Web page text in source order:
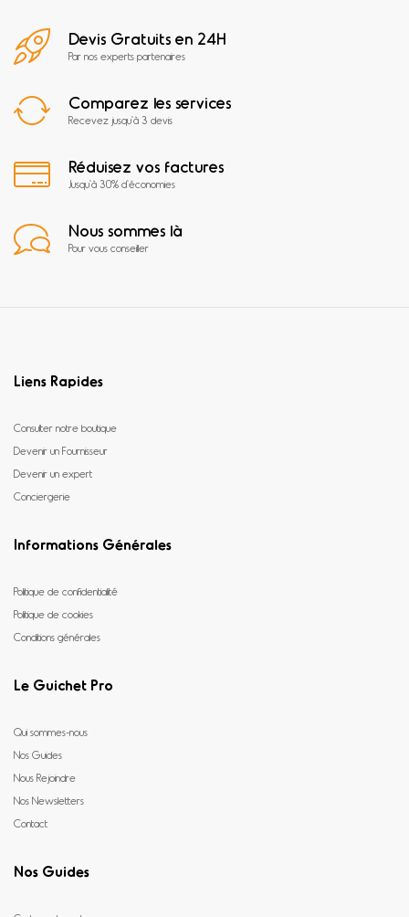
Devis Gratuits en 24H
Par nos experts partenaires
Comparez les services
Recevez jusqu'à 3 devis
Réduisez vos factures
Jusqu'à 30% d'économies
Nous sommes là
Pour vous conseiller
Liens Rapides
Consulter notre boutique
Devenir un Fournisseur
Devenir un expert
Conciergerie
Informations Générales
Politique de confidentialité
Politique de cookies
Conditions générales
Le Guichet Pro
Qui sommes-nous
Nos Guides
Nous Rejoindre
Nos Newsletters
Contact
Nos Guides